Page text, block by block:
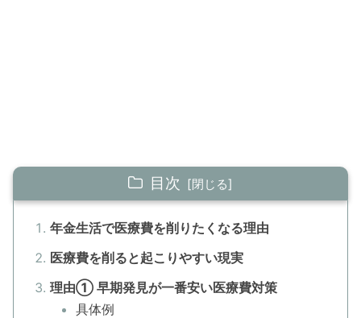
目次
年金生活で医療費を削りたくなる理由
医療費を削ると起こりやすい現実
理由① 早期発見が一番安い医療費対策
具体例